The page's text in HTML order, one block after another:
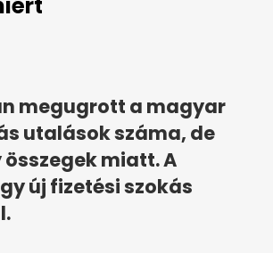
megugrott a magyar
utalások száma, de
miatt. A
új fizetési szokás